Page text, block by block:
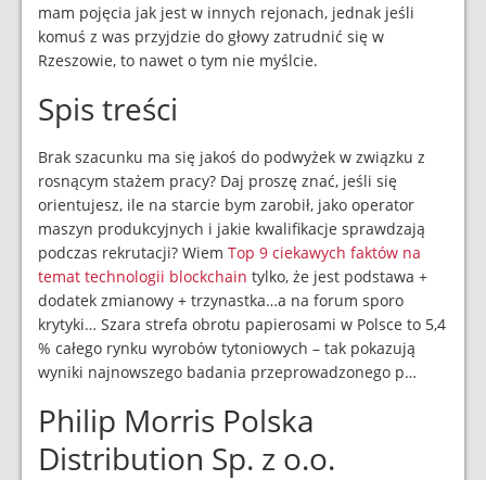
mam pojęcia jak jest w innych rejonach, jednak jeśli
komuś z was przyjdzie do głowy zatrudnić się w
Rzeszowie, to nawet o tym nie myślcie.
Spis treści
Brak szacunku ma się jakoś do podwyżek w związku z
rosnącym stażem pracy? Daj proszę znać, jeśli się
orientujesz, ile na starcie bym zarobił, jako operator
maszyn produkcyjnych i jakie kwalifikacje sprawdzają
podczas rekrutacji? Wiem Top 9 ciekawych faktów na
temat technologii blockchain tylko, że jest podstawa +
dodatek zmianowy + trzynastka…a na forum sporo
krytyki… Szara strefa obrotu papierosami w Polsce to 5,4
% całego rynku wyrobów tytoniowych – tak pokazują
wyniki najnowszego badania przeprowadzonego p…
Philip Morris Polska
Distribution Sp. z o.o.